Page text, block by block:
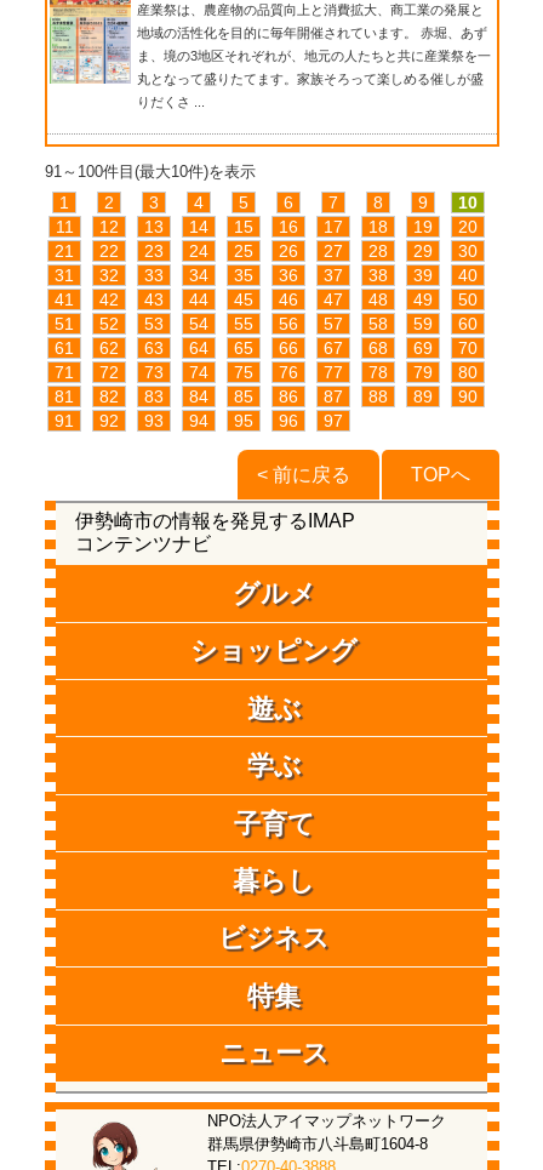
産業祭は、農産物の品質向上と消費拡大、商工業の発展と
地域の活性化を目的に毎年開催されています。 赤堀、あず
ま、境の3地区それぞれが、地元の人たちと共に産業祭を一
丸となって盛りたてます。家族そろって楽しめる催しが盛
りだくさ ...
91～100件目(最大10件)を表示
1 2 3 4 5 6 7 8 9
10
11
12 13 14 15 16 17 18 19
20
21
22 23 24 25 26 27 28 29
30
31
32 33 34 35 36 37 38 39
40
41
42 43 44 45 46 47 48 49
50
51
52 53 54 55 56 57 58 59
60
61
62 63 64 65 66 67 68 69
70
71
72 73 74 75 76 77 78 79
80
81
82 83 84 85 86 87 88 89
90
91
92 93 94 95 96 97
TOPへ
< 前に戻る
伊勢崎市の情報を発見するIMAP
コンテンツナビ
グルメ
ショッピング
遊ぶ
学ぶ
子育て
暮らし
ビジネス
特集
ニュース
NPO法人アイマップネットワーク
群馬県伊勢崎市八斗島町1604-8